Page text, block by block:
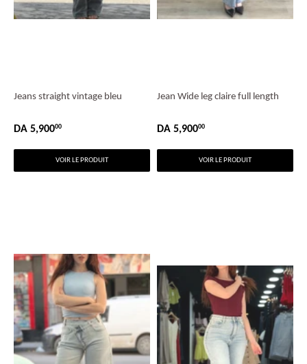
Jeans straight vintage bleu
PRIX
DA 5,90000
VOIR LE PRODUIT
Jean Wide leg claire full length
PRIX
DA 5,90000
VOIR LE PRODUIT